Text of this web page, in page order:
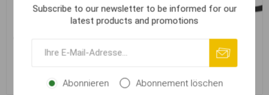
vel.8/0 (6ks)
€ 10,75
Gamakatsu Nautilus Circle
Ab € 4,41
Subscribe to our newsletter to be informed for our
latest products and promotions
Abonnieren Abonnement löschen